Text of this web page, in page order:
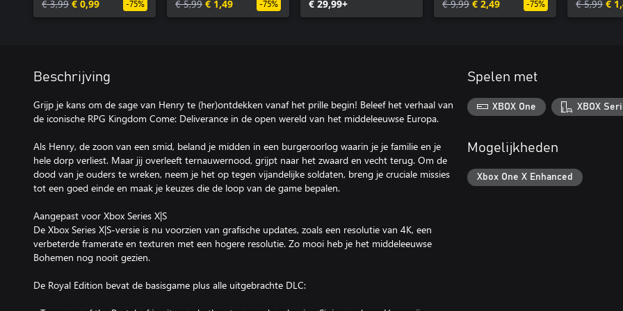
€ 3,99 € 0,99 -75%
€ 5,99 € 1,49 -75% € 29,99+
€ 9,99 € 2,49 -75%
of Bold Sir
Capon
€ 5,99 €
Beschrijving
Grijp je kans om de sage van Henry te (her)ontdekken vanaf het prille begin! Beleef het verhaal van
de iconische RPG Kingdom Come: Deliverance in de open wereld van het middeleeuwse Europa.
Als Henry, de zoon van een smid, beland je midden in een burgeroorlog waarin je je familie en je
hele dorp verliest. Maar jij overleeft ternauwernood, grijpt naar het zwaard en vecht terug. Om de
dood van je ouders te wreken, neem je het op tegen vijandelijke soldaten, breng je cruciale missies
tot een goed einde en maak je keuzes die de loop van de game bepalen.
Aangepast voor Xbox Series X|S
De Xbox Series X|S-versie is nu voorzien van grafische updates, zoals een resolutie van 4K, een
verbeterde framerate en texturen met een hogere resolutie. Zo mooi heb je het middeleeuwse
Bohemen nog nooit gezien.
De Royal Edition bevat de basisgame plus alle uitgebrachte DLC:
Spelen met
XBOX One XBOX
Mogelijkheden
Xbox One X Enhanced